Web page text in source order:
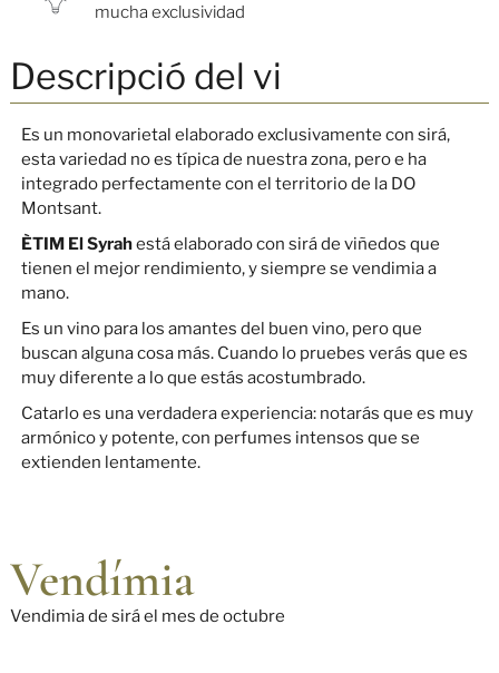
mucha exclusividad
Descripció del vi
Es un monovarietal elaborado exclusivamente con sirá,
esta variedad no es típica de nuestra zona, pero e ha
integrado perfectamente con el territorio de la DO
Montsant.
ÈTIM El Syrahestá elaborado con sirá de viñedos que
tienen el mejor rendimiento, y siempre se vendimia a
mano.
Es un vino para los amantes del buen vino, pero que
buscan alguna cosa más. Cuando lo pruebes verás que es
muy diferente a lo que estás acostumbrado.
Catarlo es una verdadera experiencia: notarás que es muy
armónico y potente, con perfumes intensos que se
extienden lentamente.
Vendímia
Vendimia de sirá el mes de octubre